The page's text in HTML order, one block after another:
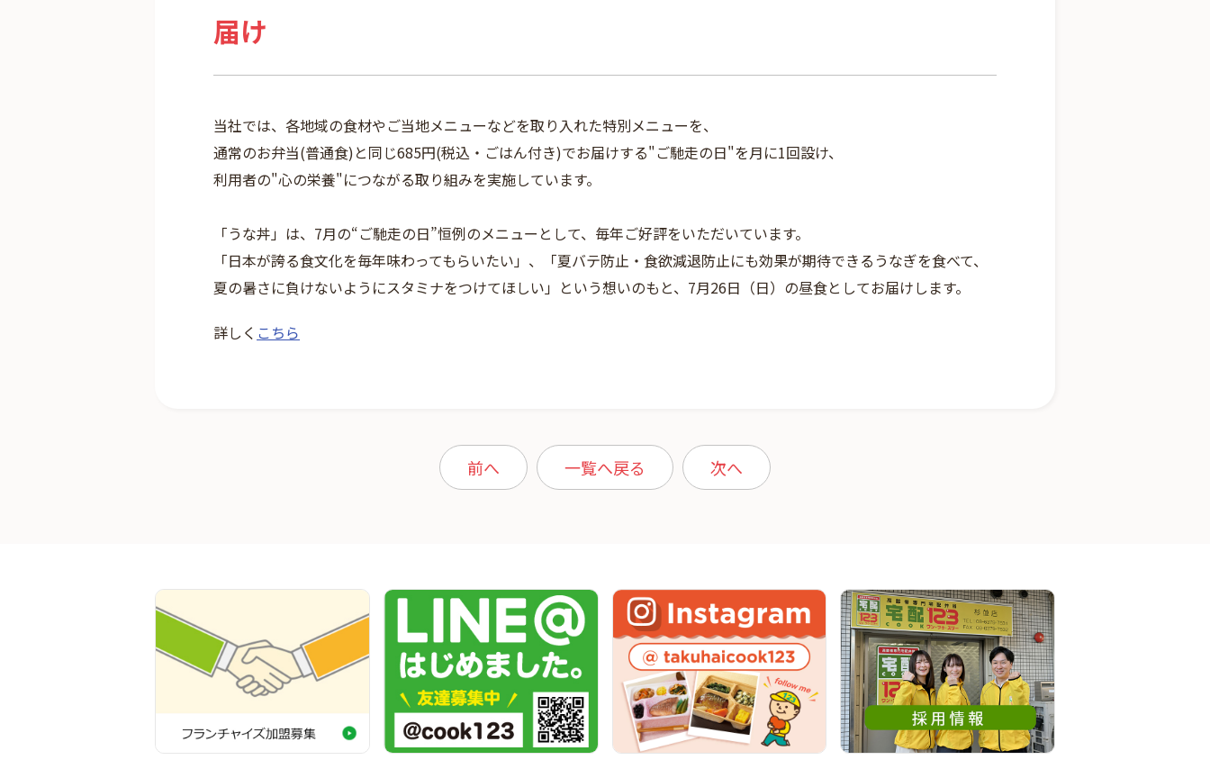
届け
当社では、各地域の食材やご当地メニューなどを取り入れた特別メニューを、
通常のお弁当(普通食)と同じ685円(税込・ごはん付き)でお届けする"ご馳走の日"を月に1回設け、
利用者の"心の栄養"につながる取り組みを実施しています。
「うな丼」は、7月の“ご馳走の日”恒例のメニューとして、毎年ご好評をいただいています。
「日本が誇る食文化を毎年味わってもらいたい」、「夏バテ防止・食欲減退防止にも効果が期待できるうなぎを食べて、
夏の暑さに負けないようにスタミナをつけてほしい」という想いのもと、7月26日（日）の昼食としてお届けします。
詳しく こちら
前へ 一覧へ戻る 次へ